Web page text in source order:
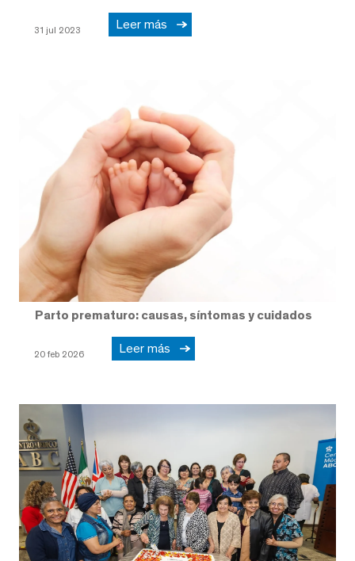
31 jul 2023 Leer más
Parto prematuro: causas, síntomas y cuidados
20 feb 2026 Leer más